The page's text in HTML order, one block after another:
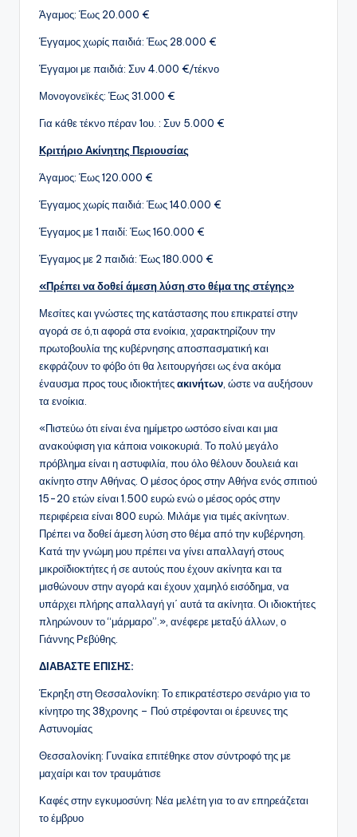
Άγαμος: Έως 20.000 €
Έγγαμος χωρίς παιδιά: Έως 28.000 €
Έγγαμοι με παιδιά: Συν 4.000 €/τέκνο
Μονογονεϊκές: Έως 31.000 €
Για κάθε τέκνο πέραν 1ου. : Συν 5.000 €
Κριτήριο Ακίνητης Περιουσίας
Άγαμος: Έως 120.000 €
Έγγαμος χωρίς παιδιά: Έως 140.000 €
Έγγαμος με 1 παιδί: Έως 160.000 €
Έγγαμος με 2 παιδιά: Έως 180.000 €
«Πρέπει να δοθεί άμεση λύση στο θέμα της στέγης»
Μεσίτες και γνώστες της κατάστασης που επικρατεί στην
αγορά σε ό,τι αφορά στα ενοίκια, χαρακτηρίζουν την
πρωτοβουλία της κυβέρνησης αποσπασματική και
εκφράζουν το φόβο ότι θα λειτουργήσει ως ένα ακόμα
έναυσμα προς τους ιδιοκτήτεςακινήτων , ώστε να αυξήσουν
τα ενοίκια.
«Πιστεύω ότι είναι ένα ημίμετρο ωστόσο είναι και μια
ανακούφιση για κάποια νοικοκυριά. Το πολύ μεγάλο
πρόβλημα είναι η αστυφιλία, που όλο θέλουν δουλειά και
ακίνητο στην Αθήνας. Ο μέσος όρος στην Αθήνα ενός σπιτιού
15-20 ετών είναι 1.500 ευρώ ενώ ο μέσος ορός στην
περιφέρεια είναι 800 ευρώ. Μιλάμε για τιμές ακίνητων.
Πρέπει να δοθεί άμεση λύση στο θέμα από την κυβέρνηση.
Κατά την γνώμη μου πρέπει να γίνει απαλλαγή στους
μικροϊδιοκτήτες ή σε αυτούς που έχουν ακίνητα και τα
μισθώνουν στην αγορά και έχουν χαμηλό εισόδημα, να
υπάρχει πλήρης απαλλαγή γι΄ αυτά τα ακίνητα. Οι ιδιοκτήτες
πληρώνουν το “μάρμαρο”.», ανέφερε μεταξύ άλλων, ο
Γιάννης Ρεβύθης.
ΔΙΑΒΑΣΤΕ ΕΠΙΣΗΣ:
Έκρηξη στη Θεσσαλονίκη: Το επικρατέστερο σενάριο για το
κίνητρο της 38χρονης – Πού στρέφονται οι έρευνες της
Αστυνομίας
Θεσσαλονίκη: Γυναίκα επιτέθηκε στον σύντροφό της με
μαχαίρι και τον τραυμάτισε
Καφές στην εγκυμοσύνη: Νέα μελέτη για το αν επηρεάζεται
το έμβρυο